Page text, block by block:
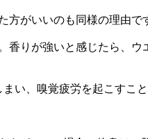
がいいのも同様の理由
香りが強いと感じたら、
い、嗅覚疲労を起こすこ